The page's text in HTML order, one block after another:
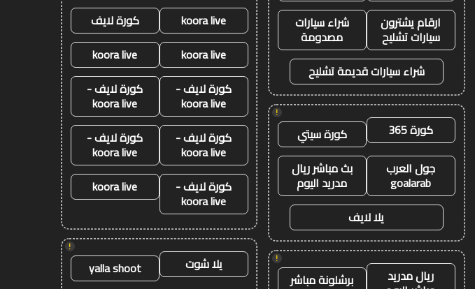
ارقام يشترون
سيارات تشليح
شراء سيارات
مصدومة
شراء سيارات قديمة تشليح
!
كورة 365
كورة سيتي
جول العرب
goalarab
بث مباشر ريال
مدريد اليوم
يلا لايف
!
ريال مدريد برشلونة مباشر
koora live
كورة لايف
koora live
koora live
كورة لايف -
koora live
كورة لايف -
koora live
كورة لايف -
koora live
كورة لايف -
koora live
كورة لايف -
koora live
koora live
!
يلا شوت yalla shoot